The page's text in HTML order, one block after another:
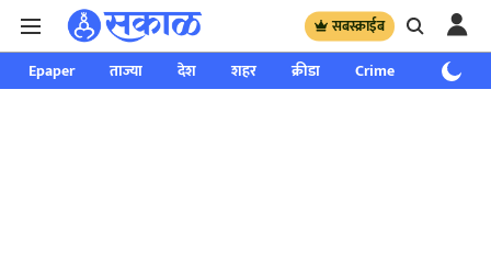
सबस्क्राईब
Epaper ताज्या देश शहर क्रीडा Crime साप्ताहिक